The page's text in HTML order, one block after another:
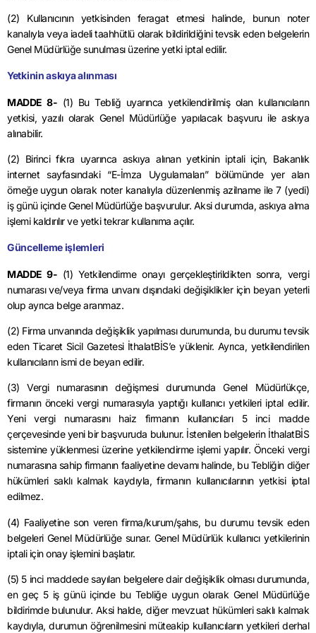
(2) Kullanıcının yetkisinden feragat etmesi halinde, bunun noter
kanalıyla veya iadeli taahhütlü olarak bildirildiğini tevsik eden belgelerin
Genel Müdürlüğe sunulması üzerine yetki iptal edilir.
Yetkinin askıya alınması
MADDE 8- (1) Bu Tebliğ uyarınca yetkilendirilmiş olan kullanıcıların
yetkisi, yazılı olarak Genel Müdürlüğe yapılacak başvuru ile askıya
alınabilir.
(2) Birinci fıkra uyarınca askıya alınan yetkinin iptali için, Bakanlık
internet sayfasındaki “E-İmza Uygulamaları” bölümünde yer alan
örneğe uygun olarak noter kanalıyla düzenlenmiş azilname ile 7 (yedi)
iş günü içinde Genel Müdürlüğe başvurulur. Aksi durumda, askıya alma
işlemi kaldırılır ve yetki tekrar kullanıma açılır.
Güncelleme işlemleri
MADDE 9- (1) Yetkilendirme onayı gerçekleştirildikten sonra, vergi
numarası ve/veya firma unvanı dışındaki değişiklikler için beyan yeterli
olup ayrıca belge aranmaz.
(2) Firma unvanında değişiklik yapılması durumunda, bu durumu tevsik
eden Ticaret Sicil Gazetesi İthalatBİS’e yüklenir. Ayrıca, yetkilendirilen
kullanıcıların ismi de beyan edilir.
(3) Vergi numarasının değişmesi durumunda Genel Müdürlükçe,
firmanın önceki vergi numarasıyla yaptığı kullanıcı yetkileri iptal edilir.
Yeni vergi numarasını haiz firmanın kullanıcıları 5 inci madde
çerçevesinde yeni bir başvuruda bulunur. İstenilen belgelerin İthalatBİS
sistemine yüklenmesi üzerine yetkilendirme işlemi yapılır. Önceki vergi
numarasına sahip firmanın faaliyetine devamı halinde, bu Tebliğin diğer
hükümleri saklı kalmak kaydıyla, firmanın kullanıcılarının yetkisi iptal
edilmez.
(4) Faaliyetine son veren firma/kurum/şahıs, bu durumu tevsik eden
belgeleri Genel Müdürlüğe sunar. Genel Müdürlük kullanıcı yetkilerinin
iptali için onay işlemini başlatır.
(5) 5 inci maddede sayılan belgelere dair değişiklik olması durumunda,
en geç 5 iş günü içinde bu Tebliğe uygun olarak Genel Müdürlüğe
bildirimde bulunulur. Aksi halde, diğer mevzuat hükümleri saklı kalmak
kaydıyla, durumun öğrenilmesini müteakip kullanıcıların yetkileri derhal